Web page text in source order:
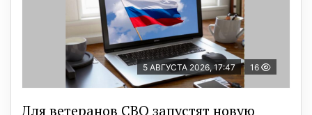
5 АВГУСТА 2026, 17:47 16
Для ветеранов СВО запустят новую